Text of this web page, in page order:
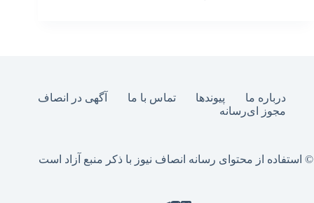
درباره ما پیوندها تماس با ما
آگهی در انصاف
مجوز ای‌رسانه
© استفاده از محتوای رسانه انصاف نیوز با ذکر منبع آزاد است